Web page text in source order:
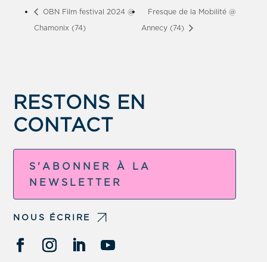
OBN Film festival 2024 @
Chamonix (74)
Fresque de la Mobilité @
Annecy (74)
RESTONS EN
CONTACT
S'ABONNER À LA
NEWSLETTER
NOUS ÉCRIRE